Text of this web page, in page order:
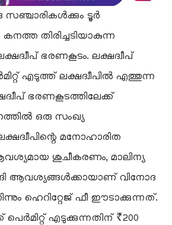
ടൂർ
കനത്ത തിരിച്ചടിയാകുന്ന
ഭരണകൂടം. ലക്ഷദ്വീപ്
എടുത്ത് ലക്ഷദ്വീപിൽ എത്തുന്ന
ഭരണകൂടത്തിലേക്ക്
ഒരു സംഖ്യ
മനോഹാരിത
ശുചീകരണം, മാലിന്യ
ആവശ്യങ്ങൾക്കായാണ് വിനോദ
ഹെറിറ്റേജ് ഫീ ഈടാക്കുന്നത്.
എടുക്കുന്നതിന് ₹200